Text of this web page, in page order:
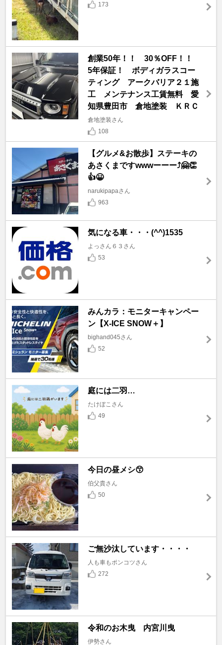
173
創業50年！！ 30％OFF！！
5年保証！ ボディガラスコー
ティング アークバリア２１施
工 メンテナンス工賃無料 愛
知県豊田市 倉地塗装 ＫＲＣ
倉地塗装さん
108
【グルメ&お散歩】ステーキの
あさくまですwwwーーー⤴️🤗👏
👍😀
narukipapaさん
963
気になる車・・・(^^)1535
よっさん６３さん
53
みんカラ：モニターキャンペー
ン【X-ICE SNOW＋】
bighand045さん
52
庭には二羽…
たけぼこさん
49
今日の昼メシ😙
伯父貴さん
50
ご無沙汰しています・・・・
人も車もポンコツさん
272
令和のお木曳 内宮川曳
伊勢さん